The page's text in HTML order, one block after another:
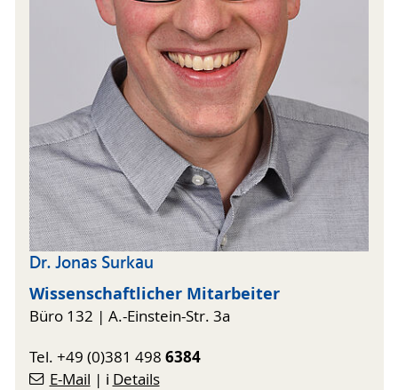
Dr. Jonas Surkau
Wissenschaftlicher Mitarbeiter
Büro 132 | A.-Einstein-Str. 3a
Tel. +49 (0)381 498 6384
E-Mail | ℹ️ Details